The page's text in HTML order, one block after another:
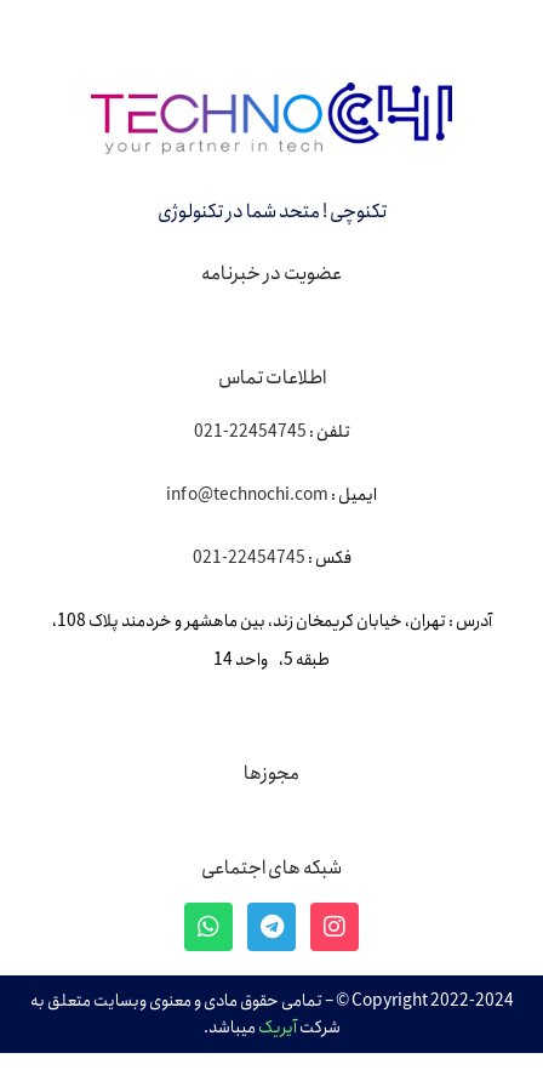
تکنوچی ! متحد شما در تکنولوژی
عضویت در خبرنامه
اطلاعات تماس
تلفن :22454745-021
ایمیل :info@technochi.com
فکس :22454745-021
آدرس : تهران، خیابان کریمخان زند، بین ماهشهر و خردمند پلاک 108،
طبقه 5، واحد 14
مجوزها
شبکه های اجتماعی
Copyright 2022-2024 © – تمامی حقوق مادی و معنوی وبسایت متعلق به
شرکتآیریکمیباشد.